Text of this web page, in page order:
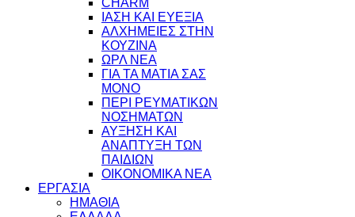
CHARM
ΙΑΣΗ ΚΑΙ ΕΥΕΞΙΑ
ΑΛΧΗΜΕΙΕΣ ΣΤΗΝ
ΚΟΥΖΙΝΑ
ΩΡΛ ΝEA
ΓΙΑ ΤΑ ΜΑΤΙΑ ΣΑΣ
ΜΟΝΟ
ΠΕΡΙ ΡΕΥΜΑΤΙΚΩΝ
ΝΟΣΗΜΑΤΩΝ
ΑΥΞΗΣΗ ΚΑΙ
ΑΝΑΠΤΥΞΗ ΤΩΝ
ΠΑΙΔΙΩΝ
ΟΙΚΟΝΟΜΙΚΑ ΝΕΑ
ΕΡΓΑΣΙΑ
ΗΜΑΘΙΑ